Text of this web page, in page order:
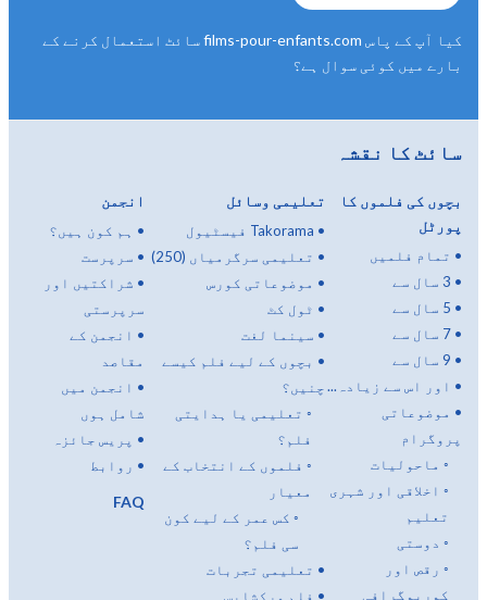
کیا آپ کے پاس films-pour-enfants.com سائٹ استعمال کرنے کے
بارے میں کوئی سوال ہے؟
سائٹ کا نقشہ
بچوں کی فلموں کا
پورٹل
• تمام فلمیں
• 3 سال سے
• 5 سال سے
• 7 سال سے
• 9 سال سے
• اور اس سے زیادہ...
• موضوعاتی
پروگرام
◦ ماحولیات
◦ اخلاقی اور شہری
تعلیم
◦ دوستی
◦ رقص اور
کوریوگرافی
تعلیمی وسائل
• Takorama فیسٹیول
• تعلیمی سرگرمیاں (250)
• موضوعاتی کورس
• ٹول کٹ
• سینما لغت
• بچوں کے لیے فلم کیسے
چنیں؟
◦ تعلیمی یا ہدایتی
فلم؟
◦ فلموں کے انتخاب کے
معیار
◦ کس عمر کے لیے کون
سی فلم؟
• تعلیمی تجربات
• فلم ورکشاپس
انجمن
•
ہم کون ہیں؟
• سرپرست
• شراکتیں اور
سرپرستی
• انجمن کے
مقاصد
• انجمن میں
شامل ہوں
• پریس جائزہ
• روابط
FAQ